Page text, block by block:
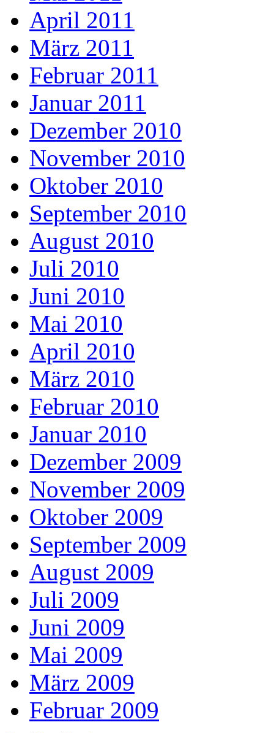
April 2011
März 2011
Februar 2011
Januar 2011
Dezember 2010
November 2010
Oktober 2010
September 2010
August 2010
Juli 2010
Juni 2010
Mai 2010
April 2010
März 2010
Februar 2010
Januar 2010
Dezember 2009
November 2009
Oktober 2009
September 2009
August 2009
Juli 2009
Juni 2009
Mai 2009
März 2009
Februar 2009